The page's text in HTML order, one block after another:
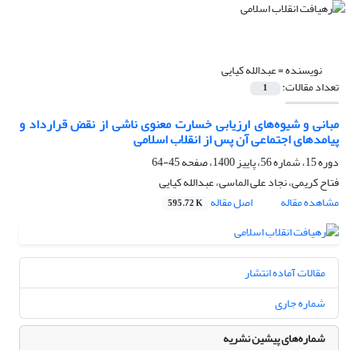
نویسنده =عبدالله کیایی
تعداد مقالات: 1
مبانی و شیوه‌های ارزیابی خسارت معنوی ناشی از نقض قرارداد و
پیامدهای اجتماعی آن پس از انقلاب اسلامی
دوره 15، شماره 56، پاییز 1400، صفحه
45-64
فتاح کریمی، نجاد علی الماسی، عبدالله کیایی
مشاهده مقاله
اصل مقاله 595.72 K
مقالات آماده انتشار
شماره جاری
شماره‌های پیشین نشریه